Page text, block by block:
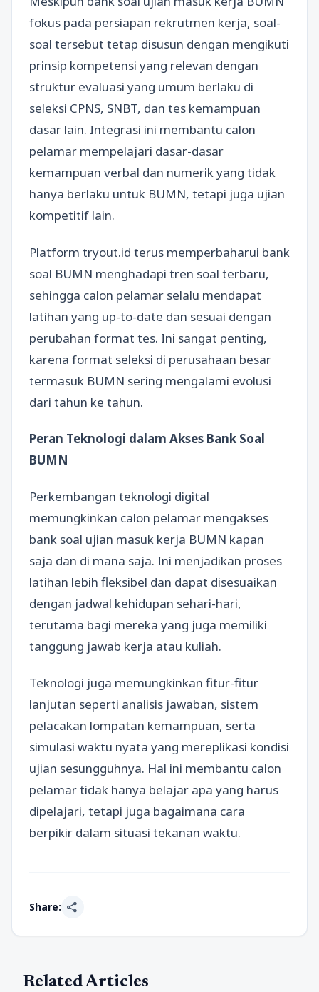
fokus pada persiapan rekrutmen kerja, soal-
soal tersebut tetap disusun dengan mengikuti
prinsip kompetensi yang relevan dengan
struktur evaluasi yang umum berlaku di
seleksi CPNS, SNBT, dan tes kemampuan
dasar lain. Integrasi ini membantu calon
pelamar mempelajari dasar-dasar
kemampuan verbal dan numerik yang tidak
hanya berlaku untuk BUMN, tetapi juga ujian
kompetitif lain.
Platform tryout.id terus memperbaharui bank
soal BUMN menghadapi tren soal terbaru,
sehingga calon pelamar selalu mendapat
latihan yang up-to-date dan sesuai dengan
perubahan format tes. Ini sangat penting,
karena format seleksi di perusahaan besar
termasuk BUMN sering mengalami evolusi
dari tahun ke tahun.
Peran Teknologi dalam Akses Bank Soal
BUMN
Perkembangan teknologi digital
memungkinkan calon pelamar mengakses
bank soal ujian masuk kerja BUMN kapan
saja dan di mana saja. Ini menjadikan proses
latihan lebih fleksibel dan dapat disesuaikan
dengan jadwal kehidupan sehari-hari,
terutama bagi mereka yang juga memiliki
tanggung jawab kerja atau kuliah.
Teknologi juga memungkinkan fitur-fitur
lanjutan seperti analisis jawaban, sistem
pelacakan lompatan kemampuan, serta
simulasi waktu nyata yang mereplikasi kondisi
ujian sesungguhnya. Hal ini membantu calon
pelamar tidak hanya belajar apa yang harus
dipelajari, tetapi juga bagaimana cara
berpikir dalam situasi tekanan waktu.
Share: share
Related Articles